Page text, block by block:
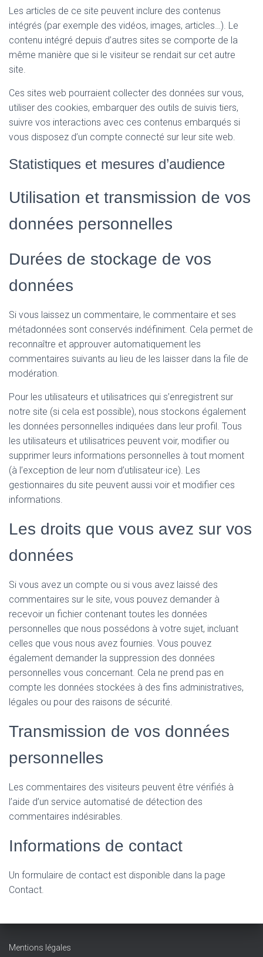
Les articles de ce site peuvent inclure des contenus
intégrés (par exemple des vidéos, images, articles…). Le
contenu intégré depuis d’autres sites se comporte de la
même manière que si le visiteur se rendait sur cet autre
site.
Ces sites web pourraient collecter des données sur vous,
utiliser des cookies, embarquer des outils de suivis tiers,
suivre vos interactions avec ces contenus embarqués si
vous disposez d’un compte connecté sur leur site web.
Statistiques et mesures d’audience
Utilisation et transmission de vos
données personnelles
Durées de stockage de vos
données
Si vous laissez un commentaire, le commentaire et ses
métadonnées sont conservés indéfiniment. Cela permet de
reconnaître et approuver automatiquement les
commentaires suivants au lieu de les laisser dans la file de
modération.
Pour les utilisateurs et utilisatrices qui s’enregistrent sur
notre site (si cela est possible), nous stockons également
les données personnelles indiquées dans leur profil. Tous
les utilisateurs et utilisatrices peuvent voir, modifier ou
supprimer leurs informations personnelles à tout moment
(à l’exception de leur nom d’utilisateur·ice). Les
gestionnaires du site peuvent aussi voir et modifier ces
informations.
Les droits que vous avez sur vos
données
Si vous avez un compte ou si vous avez laissé des
commentaires sur le site, vous pouvez demander à
recevoir un fichier contenant toutes les données
personnelles que nous possédons à votre sujet, incluant
celles que vous nous avez fournies. Vous pouvez
également demander la suppression des données
personnelles vous concernant. Cela ne prend pas en
compte les données stockées à des fins administratives,
légales ou pour des raisons de sécurité.
Transmission de vos données
personnelles
Les commentaires des visiteurs peuvent être vérifiés à
l’aide d’un service automatisé de détection des
commentaires indésirables.
Informations de contact
Un formulaire de contact est disponible dans la page
Contact.
Mentions légales